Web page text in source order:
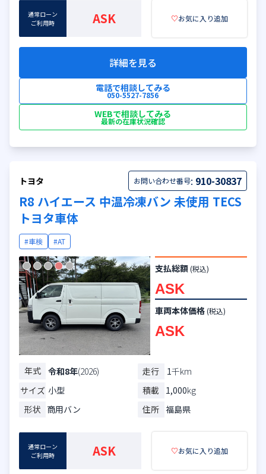
通常ローン
ご利用時
ASK ♡お気に入り追加
詳細を見る
電話で相談してみる
050-5527-7856
WEBで相談してみる
最新の在庫状況確認
トヨタ お問い合わせ番号: 910-30837
R8 ハイエース 中温冷凍バン 未使用 TECS
トヨタ車体
#車検 #AT
支払総額 (税込)
ASK
車両本体価格 (税込)
ASK
年式 令和8年(2026) 走行 1千km
サイズ 小型 積載 1,000kg
形状 商用バン 住所 福島県
通常ローン
ご利用時
ASK ♡お気に入り追加